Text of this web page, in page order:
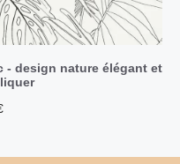
- design nature élégant et